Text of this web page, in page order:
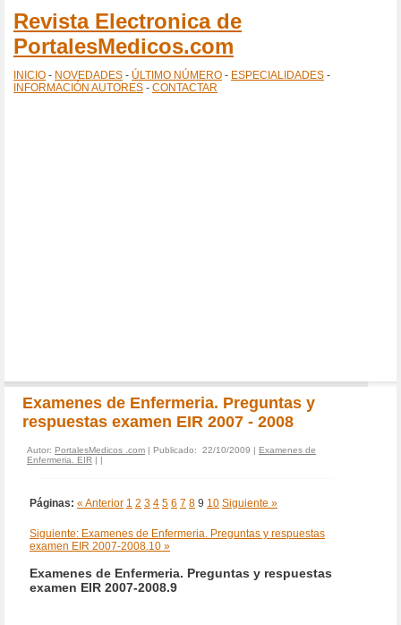
Revista Electronica de
PortalesMedicos.com
INICIO - NOVEDADES - ÚLTIMO NÚMERO - ESPECIALIDADES -
INFORMACIÓN AUTORES - CONTACTAR
Examenes de Enfermeria. Preguntas y
respuestas examen EIR 2007 - 2008
Autor: PortalesMedicos .com | Publicado: 22/10/2009 | Examenes de
Enfermeria. EIR | |
Páginas: « Anterior 1 2 3 4 5 6 7 8 9 10 Siguiente »
Siguiente: Examenes de Enfermeria. Preguntas y respuestas
examen EIR 2007-2008.10 »
Examenes de Enfermeria. Preguntas y respuestas
examen EIR 2007-2008.9